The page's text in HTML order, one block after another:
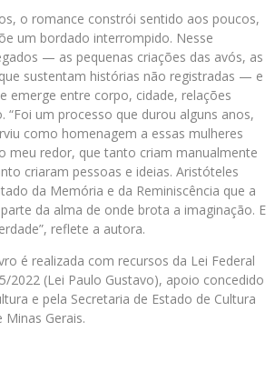
o romance constrói sentido aos poucos,
um bordado interrompido. Nesse
— as pequenas criações das avós, as
sustentam histórias não registradas — e
emerge entre corpo, cidade, relações
“Foi um processo que durou alguns anos,
como homenagem a essas mulheres
meu redor, que tanto criam manualmente
criaram pessoas e ideias. Aristóteles
da Memória e da Reminiscência que a
da alma de onde brota a imaginação. E
reflete a autora.
é realizada com recursos da Lei Federal
2022 (Lei Paulo Gustavo), apoio concedido
e pela Secretaria de Estado de Cultura
Minas Gerais.